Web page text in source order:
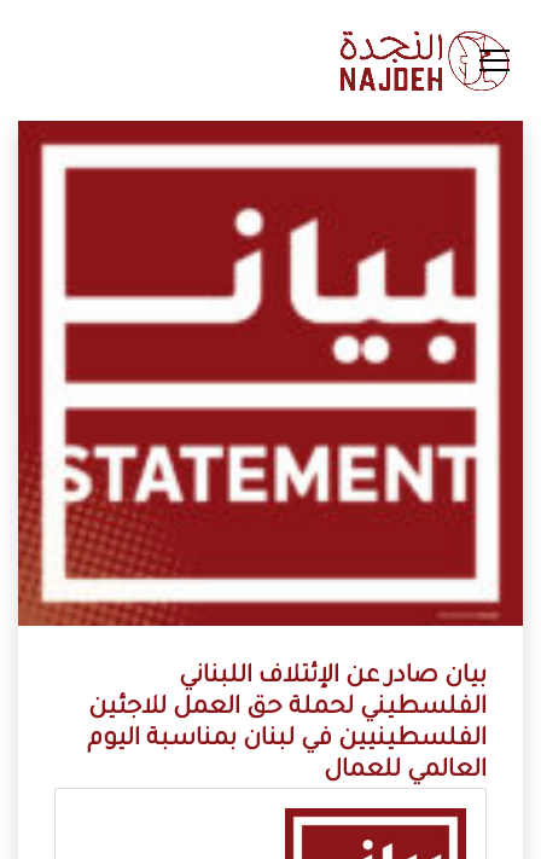
بيان صادر عن الإئتلاف اللبناني
الفلسطيني لحملة حق العمل للاجئين
الفلسطينيين في لبنان بمناسبة اليوم
العالمي للعمال